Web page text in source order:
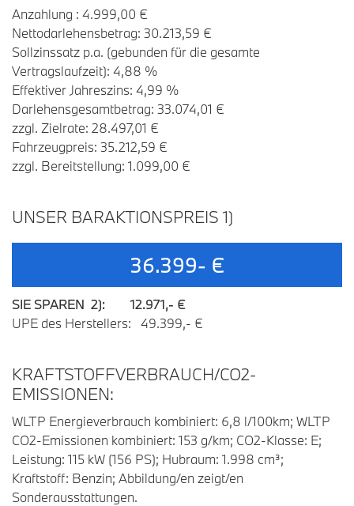
Anzahlung : 4.999,00 €
Nettodarlehensbetrag: 30.213,59 €
Sollzinssatz p.a. (gebunden für die gesamte
Vertragslaufzeit): 4,88 %
Effektiver Jahreszins: 4,99 %
Darlehensgesamtbetrag: 33.074,01 €
zzgl. Zielrate: 28.497,01 €
Fahrzeugpreis: 35.212,59 €
zzgl. Bereitstellung: 1.099,00 €
UNSER BARAKTIONSPREIS 1)
36.399- €
SIE SPAREN 2): 12.971,- €
UPE des Herstellers: 49.399,- €
KRAFTSTOFFVERBRAUCH/CO2-
EMISSIONEN:
WLTP Energieverbrauch kombiniert: 6,8 l/100km; WLTP
CO2-Emissionen kombiniert: 153 g/km; CO2-Klasse: E;
Leistung: 115 kW (156 PS); Hubraum: 1.998 cm³;
Kraftstoff: Benzin; Abbildung/en zeigt/en
Sonderausstattungen.